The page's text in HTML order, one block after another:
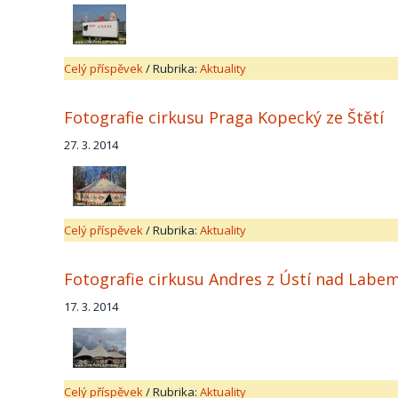
Celý příspěvek/Rubrika: Aktuality
Fotografie cirkusu Praga Kopecký ze Štětí
27. 3. 2014
Celý příspěvek/Rubrika: Aktuality
Fotografie cirkusu Andres z Ústí nad
17. 3. 2014
Celý příspěvek/Rubrika: Aktuality